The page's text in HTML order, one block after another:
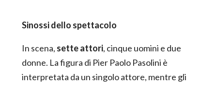
Sinossi dello spettacolo
In scena, sette attori, cinque uomini e due
donne. La figura di Pier Paolo Pasolini è
interpretata da un singolo attore, mentre gli